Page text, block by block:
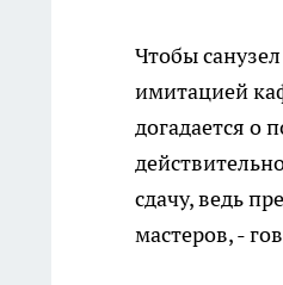
Чтобы
имитацией
догадается о
сдачу, ведь
мастеров, -